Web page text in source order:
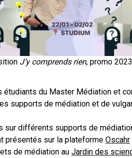
J’y comprends rien, promo
étudiants du Master Médiation et
supports de médiation et de
sur différents supports de
présentés sur la plateformeOscahr
de médiation auJardin des